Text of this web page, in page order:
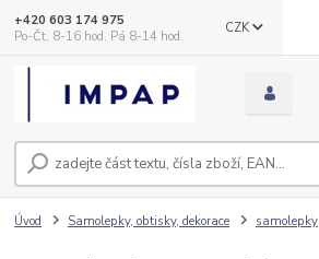
CZK
+420 603 174 975
Po-Čt, 8-16 hod. Pá 8-14 hod.
Úvod Samolepky, obtisky, dekorace samolepky